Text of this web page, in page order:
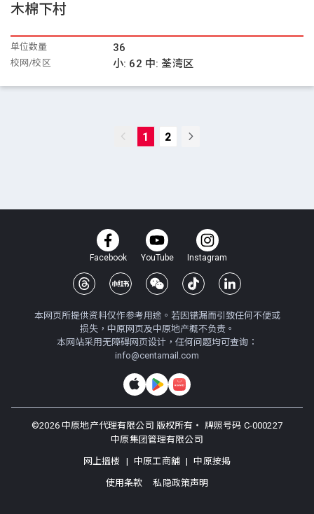
木棉下村
单位数量 36
校网/校区 小: 62 中: 荃湾区
1 2
Facebook YouTube Instagram
本网页所提供资料仅作参考用途。若因错漏而引致任何不便或
损失，中原网页及中原地产概不负责。
本网站采用无障碍网页设计，任何问题均可查询：
info@centamail.com
©2026中原地产代理有限公司 版权所有・ 牌照号码 C-000227
中原集团管理有限公司
网上搵楼 | 中原工商舖 | 中原按揭
使用条款 私隐政策声明